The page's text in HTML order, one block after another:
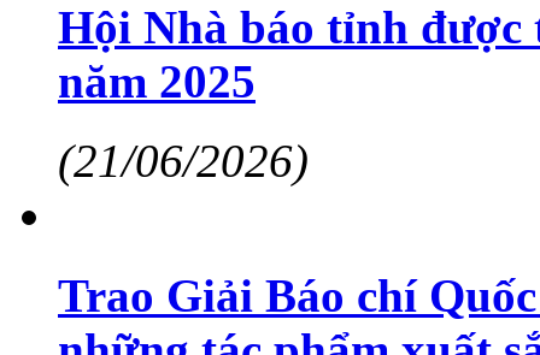
Hội Nhà báo tỉnh được
năm 2025
(21/06/2026)
Trao Giải Báo chí